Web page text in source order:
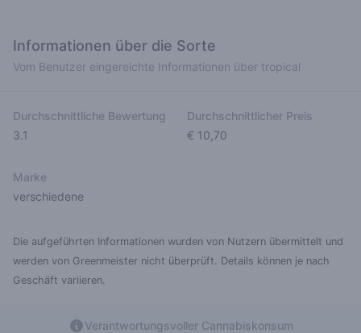
Informationen über die Sorte
Vom Benutzer eingereichte Informationen über tropical
Durchschnittliche Bewertung
3.1
Durchschnittlicher Preis
€ 10,70
Marke
verschiedene
Die aufgeführten Informationen wurden von Nutzern übermittelt und
werden von Greenmeister nicht überprüft. Details können je nach
Geschäft variieren.
Verantwortungsvoller Cannabiskonsum